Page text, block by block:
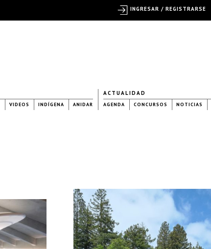
VIDEOS INDÍGENA ANIDAR
ACTUALIDAD
AGENDA CONCURSOS NOTICIAS
INGRESAR / REGISTRARSE